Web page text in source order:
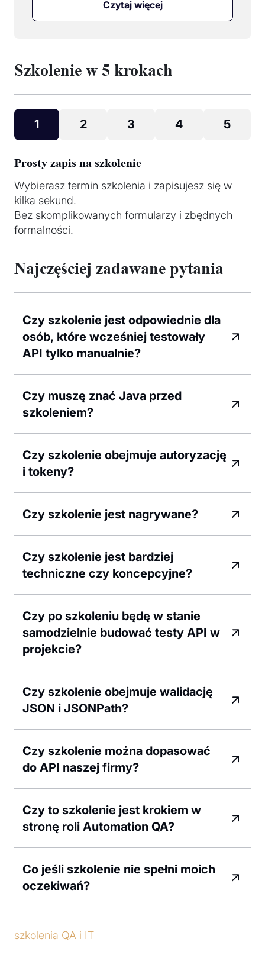
Czytaj więcej
Szkolenie w 5 krokach
1 2 3 4 5
Prosty zapis na szkolenie
Wybierasz termin szkolenia i zapisujesz się w
kilka sekund.
Bez skomplikowanych formularzy i zbędnych
formalności.
Najczęściej zadawane pytania
Czy szkolenie jest odpowiednie dla
osób, które wcześniej testowały
API tylko manualnie?
Czy muszę znać Java przed
szkoleniem?
Czy szkolenie obejmuje autoryzację
i tokeny?
Czy szkolenie jest nagrywane?
Czy szkolenie jest bardziej
techniczne czy koncepcyjne?
Czy po szkoleniu będę w stanie
samodzielnie budować testy API w
projekcie?
Czy szkolenie obejmuje walidację
JSON i JSONPath?
Czy szkolenie można dopasować
do API naszej firmy?
Czy to szkolenie jest krokiem w
stronę roli Automation QA?
Co jeśli szkolenie nie spełni moich
oczekiwań?
szkolenia QA i IT